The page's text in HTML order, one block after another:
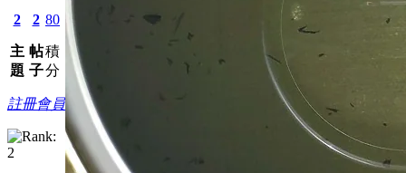
2
主
題
2
帖
子
80
積
分
註冊會員